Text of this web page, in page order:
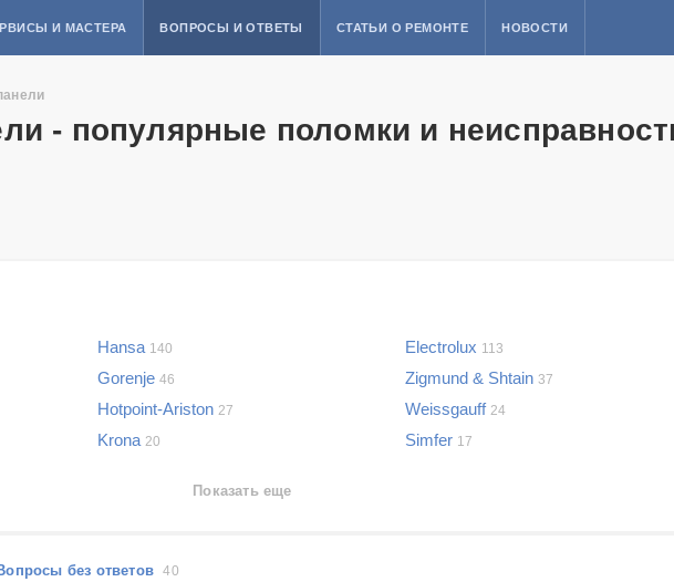
И МАСТЕРА ВОПРОСЫ И ОТВЕТЫ СТАТЬИ О РЕМОНТЕ НОВОСТИ
- популярные поломки и
Hansa 140 Electrolux 113
Gorenje 46 Zigmund & Shtain 37
Hotpoint-Ariston 27 Weissgauff 24
Krona 20 Simfer 17
Показать еще
без ответов40